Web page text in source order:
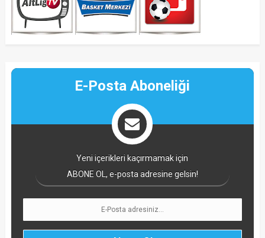
E-Posta Aboneliği
Yeni içerikleri kaçırmamak için
ABONE OL, e-posta adresine gelsin!